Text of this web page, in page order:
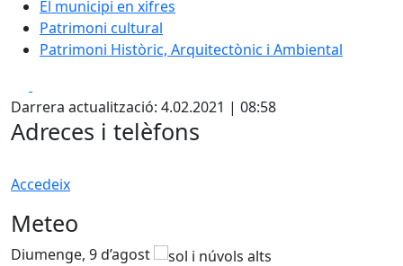
El municipi en xifres
Patrimoni cultural
Patrimoni Històric, Arquitectònic i Ambiental
Darrera actualització: 4.02.2021 | 08:58
Adreces i telèfons
Accedeix
Meteo
Diumenge, 9 d’agost